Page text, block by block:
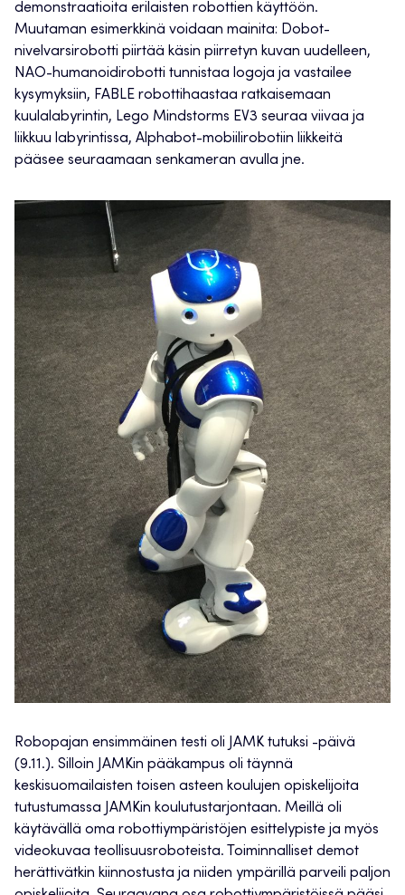
demonstraatioita erilaisten robottien käyttöön.
Muutaman esimerkkinä voidaan mainita: Dobot-
nivelvarsirobotti piirtää käsin piirretyn kuvan uudelleen,
NAO-humanoidirobotti tunnistaa logoja ja vastailee
kysymyksiin, FABLE robottihaastaa ratkaisemaan
kuulalabyrintin, Lego Mindstorms EV3 seuraa viivaa ja
liikkuu labyrintissa, Alphabot-mobiilirobotiin liikkeitä
pääsee seuraamaan senkameran avulla jne.
Robopajan ensimmäinen testi oli JAMK tutuksi -päivä
(9.11.). Silloin JAMKin pääkampus oli täynnä
keskisuomailaisten toisen asteen koulujen opiskelijoita
tutustumassa JAMKin koulutustarjontaan. Meillä oli
käytävällä oma robottiympäristöjen esittelypiste ja myös
videokuvaa teollisuusroboteista. Toiminnalliset demot
herättivätkin kiinnostusta ja niiden ympärillä parveili paljon